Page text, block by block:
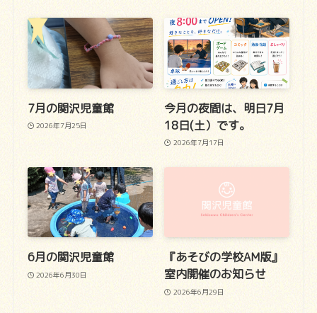
7月の関沢児童館
2026年7月25日
今月の夜間は、明日7月
18日(土）です。
2026年7月17日
6月の関沢児童館
2026年6月30日
『あそびの学校AM版』
室内開催のお知らせ
2026年6月29日